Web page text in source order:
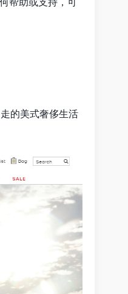
的美式奢侈生活